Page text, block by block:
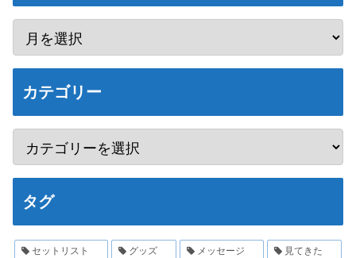
カテゴリー
タグ
セットリスト グッズ メッセージ 見てきた